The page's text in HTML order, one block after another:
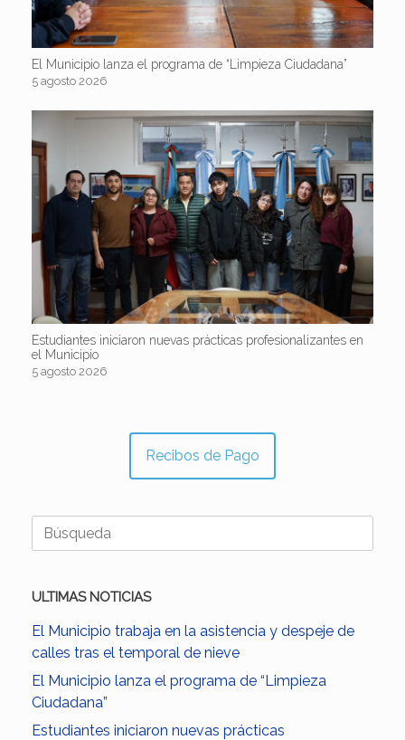
El Municipio lanza el programa de “Limpieza Ciudadana”
5 agosto 2026
Estudiantes iniciaron nuevas prácticas profesionalizantes en
el Municipio
5 agosto 2026
Recibos de Pago
Buscar:
ULTIMAS NOTICIAS
El Municipio trabaja en la asistencia y despeje de
calles tras el temporal de nieve
El Municipio lanza el programa de “Limpieza
Ciudadana”
Estudiantes iniciaron nuevas prácticas